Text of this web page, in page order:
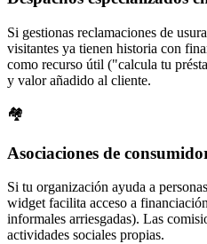
Si gestionas reclamaciones de
visitantes ya tienen historia con
como recurso útil ("calcula tu
y valor añadido al cliente.
🏘️
Asociaciones de
Si tu organización ayuda a
widget facilita acceso a
informales arriesgadas). Las
actividades sociales propias.